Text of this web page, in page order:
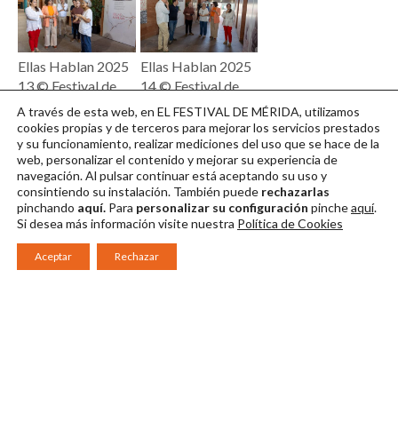
Ellas Hablan 2025
13 © Festival de
Mérida / Jero
Morales
Descargar en alta
Ellas Hablan 2025
14 © Festival de
Mérida / Jero
Morales
Descargar en alta
A través de esta web, en EL FESTIVAL DE MÉRIDA, utilizamos
cookies propias y de terceros para mejorar los servicios prestados
y su funcionamiento, realizar mediciones del uso que se hace de la
web, personalizar el contenido y mejorar su experiencia de
navegación. Al pulsar continuarestá aceptando su uso y
consintiendo su instalación. También puede rechazarlas
pinchando aquí. Para personalizar su configuración pincheaquí.
Si desea más información visite nuestra Política de Cookies
Aceptar Rechazar